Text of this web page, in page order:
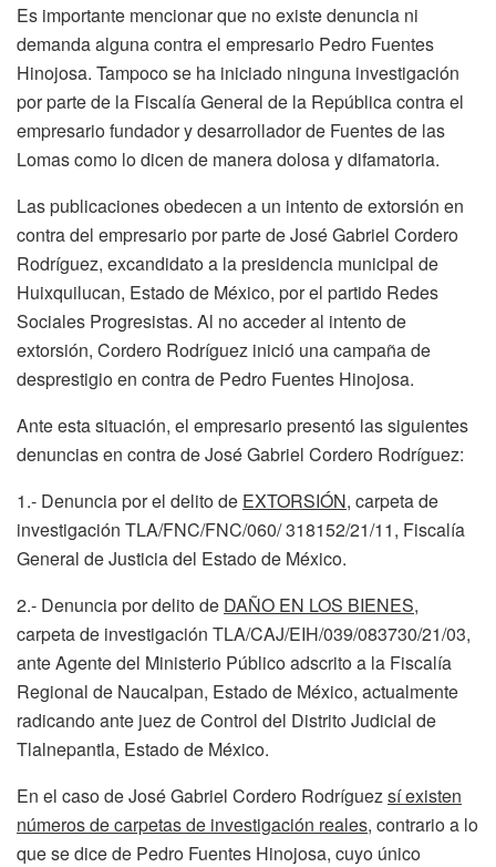
Es importante mencionar que no existe denuncia ni
demanda alguna contra el empresario Pedro Fuentes
Hinojosa. Tampoco se ha iniciado ninguna investigación
por parte de la Fiscalía General de la República contra el
empresario fundador y desarrollador de Fuentes de las
Lomas como lo dicen de manera dolosa y difamatoria.
Las publicaciones obedecen a un intento de extorsión en
contra del empresario por parte de José Gabriel Cordero
Rodríguez, excandidato a la presidencia municipal de
Huixquilucan, Estado de México, por el partido Redes
Sociales Progresistas. Al no acceder al intento de
extorsión, Cordero Rodríguez inició una campaña de
desprestigio en contra de Pedro Fuentes Hinojosa.
Ante esta situación, el empresario presentó las siguientes
denuncias en contra de José Gabriel Cordero Rodríguez:
1.- Denuncia por el delito de EXTORSIÓN, carpeta de
investigación TLA/FNC/FNC/060/ 318152/21/11, Fiscalía
General de Justicia del Estado de México.
2.- Denuncia por delito de DAÑO EN LOS BIENES,
carpeta de investigación TLA/CAJ/EIH/039/083730/21/03,
ante Agente del Ministerio Público adscrito a la Fiscalía
Regional de Naucalpan, Estado de México, actualmente
radicando ante juez de Control del Distrito Judicial de
Tlalnepantla, Estado de México.
En el caso de José Gabriel Cordero Rodríguezsí existen
números de carpetas de investigación reales, contrario a lo
que se dice de Pedro Fuentes Hinojosa, cuyo único